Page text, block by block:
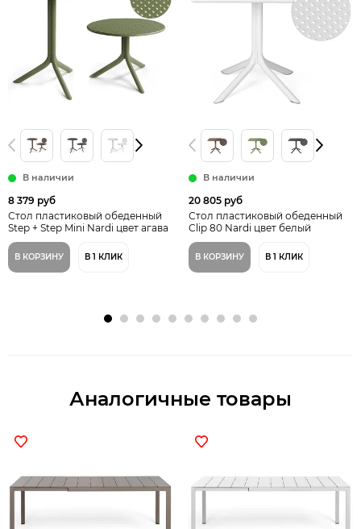
В наличии
8 379 руб
Стол пластиковый обеденный
Step + Step Mini Nardi цвет агава
В КОРЗИНУ В 1 КЛИК
В наличии
20 805 руб
Стол пластиковый обеденный
Clip 80 Nardi цвет белый
В КОРЗИНУ В 1 КЛИК
Аналогичные товары